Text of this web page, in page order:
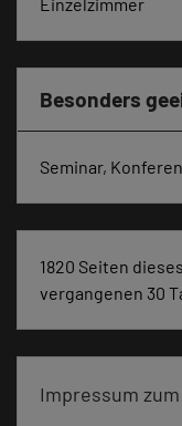
Besonders
Seminar,
1820 Seiten
vergangenen 30
Impressum